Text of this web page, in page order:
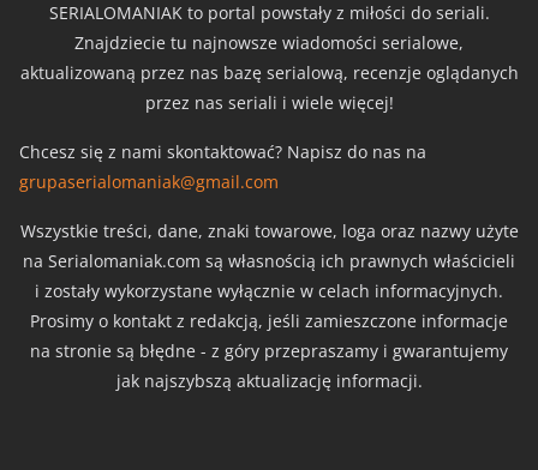
SERIALOMANIAK to portal powstały z miłości do seriali.
Znajdziecie tu najnowsze wiadomości serialowe,
aktualizowaną przez nas bazę serialową, recenzje oglądanych
przez nas seriali i wiele więcej!
Chcesz się z nami skontaktować? Napisz do nas na
grupaserialomaniak@gmail.com
Wszystkie treści, dane, znaki towarowe, loga oraz nazwy użyte
na Serialomaniak.com są własnością ich prawnych właścicieli
i zostały wykorzystane wyłącznie w celach informacyjnych.
Prosimy o kontakt z redakcją, jeśli zamieszczone informacje
na stronie są błędne - z góry przepraszamy i gwarantujemy
jak najszybszą aktualizację informacji.